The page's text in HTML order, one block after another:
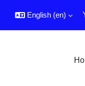
English ‎(en)‎